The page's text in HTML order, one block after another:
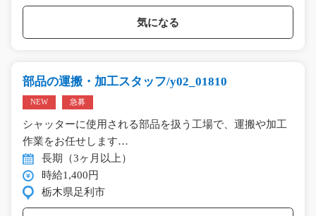
気になる
部品の運搬・加工スタッフ/y02_01810
NEW 急募
シャッターに使用される部品を扱う工場で、運搬や加工
作業をお任せします…
長期（3ヶ月以上）
時給1,400円
栃木県足利市